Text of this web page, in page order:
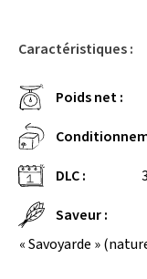
Caractéristiques :
Poids net :
DLC :
Saveur :
« Savoyarde »